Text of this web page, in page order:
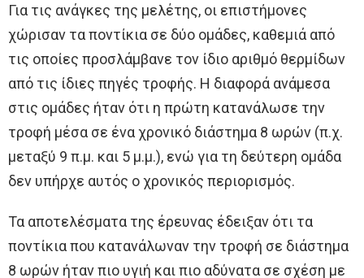
Για τις ανάγκες της μελέτης, οι επιστήμονες
χώρισαν τα ποντίκια σε δύο ομάδες, καθεμιά από
τις οποίες προσλάμβανε τον ίδιο αριθμό θερμίδων
από τις ίδιες πηγές τροφής. Η διαφορά ανάμεσα
στις ομάδες ήταν ότι η πρώτη κατανάλωσε την
τροφή μέσα σε ένα χρονικό διάστημα 8 ωρών (π.χ.
μεταξύ 9 π.μ. και 5 μ.μ.), ενώ για τη δεύτερη ομάδα
δεν υπήρχε αυτός ο χρονικός περιορισμός.
Τα αποτελέσματα της έρευνας έδειξαν ότι τα
ποντίκια που κατανάλωναν την τροφή σε διάστημα
8 ωρών ήταν πιο υγιή και πιο αδύνατα σε σχέση με